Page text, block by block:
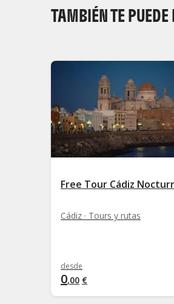
TAMBIÉN TE PUEDE
Free Tour Cádiz
Cádiz · Tours y rutas
desde
0,00 €